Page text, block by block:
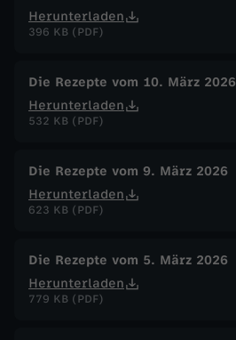
Herunterladen
396 KB (PDF)
Die Rezepte vom 10. März 2026
Herunterladen
532 KB (PDF)
Die Rezepte vom 9. März 2026
Herunterladen
623 KB (PDF)
Die Rezepte vom 5. März 2026
Herunterladen
779 KB (PDF)